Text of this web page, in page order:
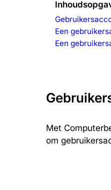
Een
Een
Met
om